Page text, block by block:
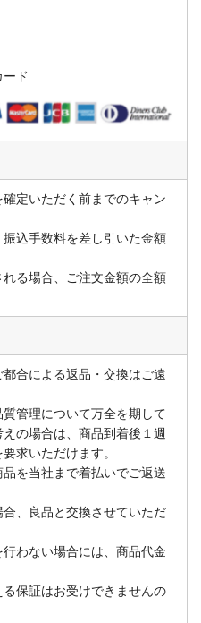
ド
定いただく前までのキャン
込手数料を差し引いた金額
る場合、ご注文金額の全額
合による返品・交換はご遠
管理について万全を期して
の場合は、商品到着後１週
求いただけます。
を当社まで着払いでご返送
、良品と交換させていただ
わない場合には、商品代金
保証はお受けできませんの